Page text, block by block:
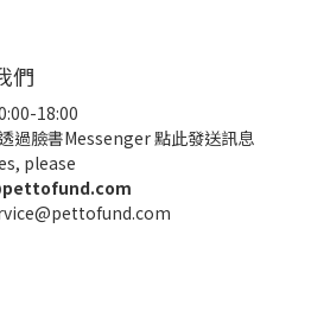
們
18:00
過臉書Messenger點此發送訊息
please